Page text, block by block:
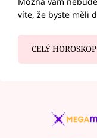
víte, že byste měli
CELÝ